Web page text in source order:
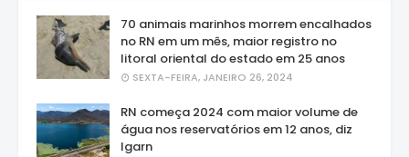
70 animais marinhos morrem encalhados
no RN em um mês, maior registro no
litoral oriental do estado em 25 anos
SEXTA-FEIRA, JANEIRO 26, 2024
RN começa 2024 com maior volume de
água nos reservatórios em 12 anos, diz
Igarn